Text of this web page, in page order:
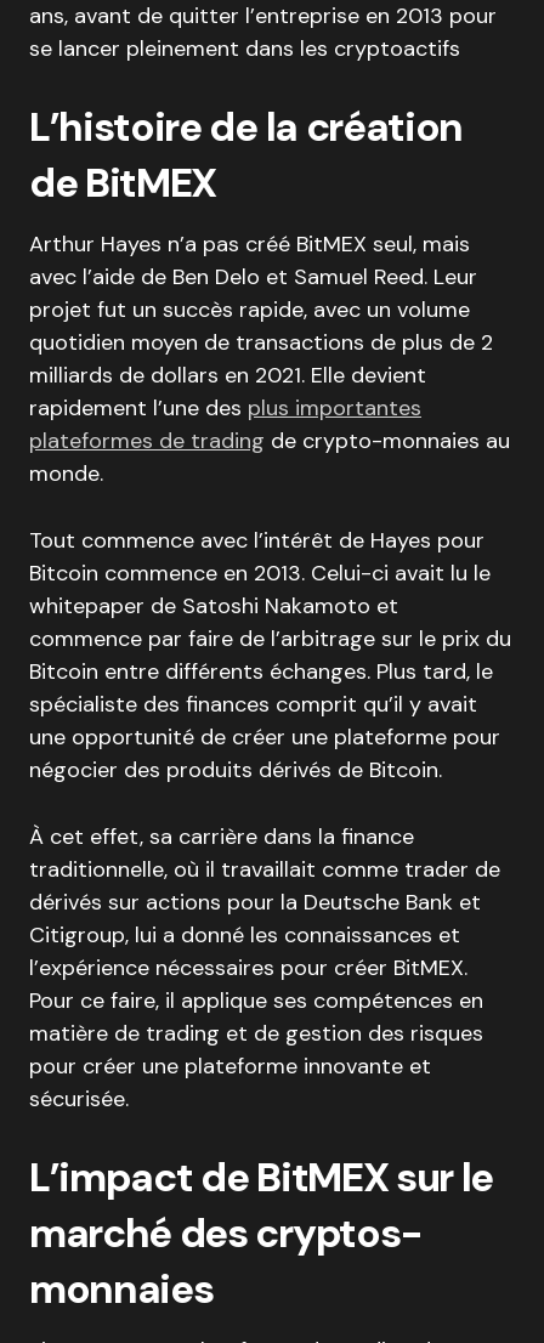
ans, avant de quitter l’entreprise en 2013 pour
se lancer pleinement dans les cryptoactifs
L’histoire de la création
de BitMEX
Arthur Hayes n’a pas créé BitMEX seul, mais
avec l’aide de Ben Delo et Samuel Reed. Leur
projet fut un succès rapide, avec un volume
quotidien moyen de transactions de plus de 2
milliards de dollars en 2021. Elle devient
rapidement l’une des plus importantes
plateformes de trading de crypto-monnaies au
monde.
Tout commence avec l’intérêt de Hayes pour
Bitcoin commence en 2013. Celui-ci avait lu le
whitepaper de Satoshi Nakamoto et
commence par faire de l’arbitrage sur le prix du
Bitcoin entre différents échanges. Plus tard, le
spécialiste des finances comprit qu’il y avait
une opportunité de créer une plateforme pour
négocier des produits dérivés de Bitcoin.
À cet effet, sa carrière dans la finance
traditionnelle, où il travaillait comme trader de
dérivés sur actions pour la Deutsche Bank et
Citigroup, lui a donné les connaissances et
l’expérience nécessaires pour créer BitMEX.
Pour ce faire, il applique ses compétences en
matière de trading et de gestion des risques
pour créer une plateforme innovante et
sécurisée.
L’impact de BitMEX sur le
marché des cryptos-
monnaies